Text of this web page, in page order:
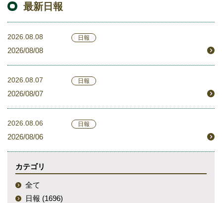
最新日報
2026.08.08 日報
2026/08/08
2026.08.07 日報
2026/08/07
2026.08.06 日報
2026/08/06
カテゴリ
全て
日報 (1696)